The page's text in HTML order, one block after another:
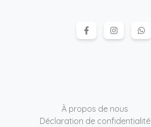
À propos de nous
Déclaration de confidentialité